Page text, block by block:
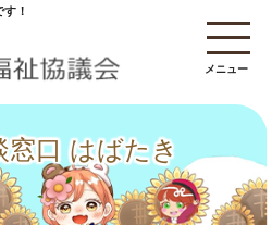
メニュー
！
口 はばたき